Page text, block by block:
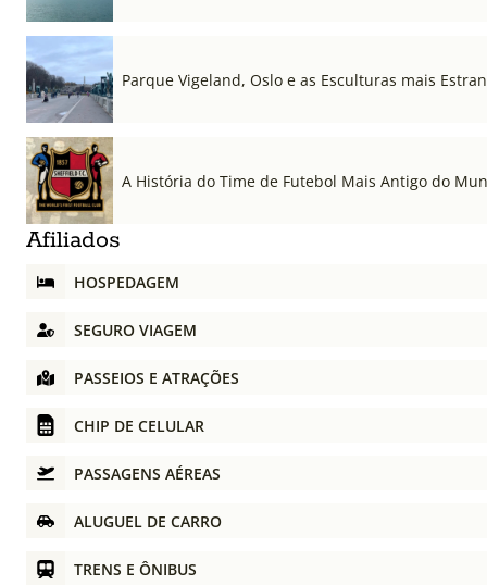
Parque Vigeland, Oslo e as Esculturas mais
A História do Time de Futebol Mais Antigo do
Afiliados
HOSPEDAGEM
SEGURO VIAGEM
PASSEIOS E ATRAÇÕES
CHIP DE CELULAR
PASSAGENS AÉREAS
ALUGUEL DE CARRO
TRENS E ÔNIBUS